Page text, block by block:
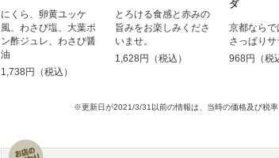
にくら、卵黄ユッケ
風、わさび塩、大葉ポ
ン酢ジュレ、わさび醤
油
1,738円（税込）
とろける食感と赤みの
旨みをお楽しみくださ
いませ。
1,628円（税込）
ダ
京都ならで
さっぱりサ
968円（税
※更新日が2021/3/31以前の情報は、当時の価格及び税